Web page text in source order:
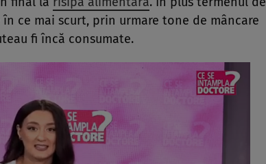
ce mai scurt, prin urmare tone de mâncare
fi încă consumate.